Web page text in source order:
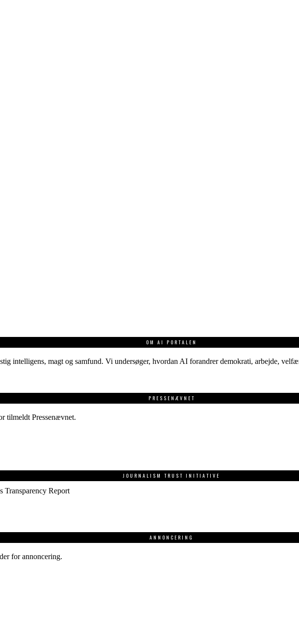
OM AI PORTALEN
intelligens, magt og samfund. Vi undersøger, hvordan AI forandrer demokrati, arbejde,
PRESSENÆVNET
tilmeldt Pressenævnet.
JOURNALISM TRUST INITIATIVE
Transparency Report
ANNONCERING
for annoncering.